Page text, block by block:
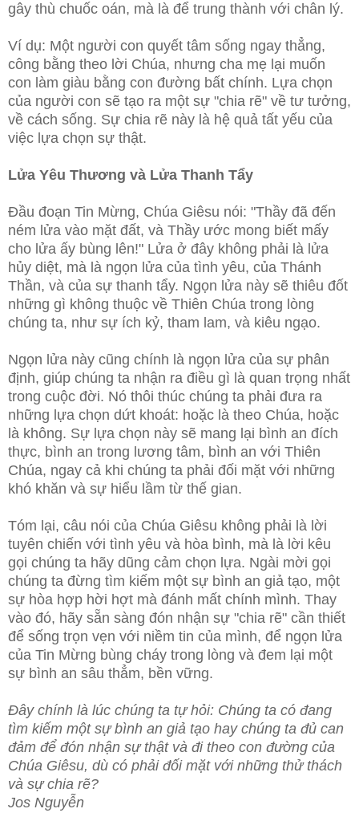
gây thù chuốc oán, mà là để trung thành với chân lý.
Ví dụ: Một người con quyết tâm sống ngay thẳng,
công bằng theo lời Chúa, nhưng cha mẹ lại muốn
con làm giàu bằng con đường bất chính. Lựa chọn
của người con sẽ tạo ra một sự "chia rẽ" về tư tưởng,
về cách sống. Sự chia rẽ này là hệ quả tất yếu của
việc lựa chọn sự thật.
Lửa Yêu Thương và Lửa Thanh Tẩy
Đầu đoạn Tin Mừng, Chúa Giêsu nói: "Thầy đã đến
ném lửa vào mặt đất, và Thầy ước mong biết mấy
cho lửa ấy bùng lên!" Lửa ở đây không phải là lửa
hủy diệt, mà là ngọn lửa của tình yêu, của Thánh
Thần, và của sự thanh tẩy. Ngọn lửa này sẽ thiêu đốt
những gì không thuộc về Thiên Chúa trong lòng
chúng ta, như sự ích kỷ, tham lam, và kiêu ngạo.
Ngọn lửa này cũng chính là ngọn lửa của sự phân
định, giúp chúng ta nhận ra điều gì là quan trọng nhất
trong cuộc đời. Nó thôi thúc chúng ta phải đưa ra
những lựa chọn dứt khoát: hoặc là theo Chúa, hoặc
là không. Sự lựa chọn này sẽ mang lại bình an đích
thực, bình an trong lương tâm, bình an với Thiên
Chúa, ngay cả khi chúng ta phải đối mặt với những
khó khăn và sự hiểu lầm từ thế gian.
Tóm lại, câu nói của Chúa Giêsu không phải là lời
tuyên chiến với tình yêu và hòa bình, mà là lời kêu
gọi chúng ta hãy dũng cảm chọn lựa. Ngài mời gọi
chúng ta đừng tìm kiếm một sự bình an giả tạo, một
sự hòa hợp hời hợt mà đánh mất chính mình. Thay
vào đó, hãy sẵn sàng đón nhận sự "chia rẽ" cần thiết
để sống trọn vẹn với niềm tin của mình, để ngọn lửa
của Tin Mừng bùng cháy trong lòng và đem lại một
sự bình an sâu thẳm, bền vững.
Đây chính là lúc chúng ta tự hỏi: Chúng ta có đang
tìm kiếm một sự bình an giả tạo hay chúng ta đủ can
đảm để đón nhận sự thật và đi theo con đường của
Chúa Giêsu, dù có phải đối mặt với những thử thách
và sự chia rẽ?
Jos Nguyễn